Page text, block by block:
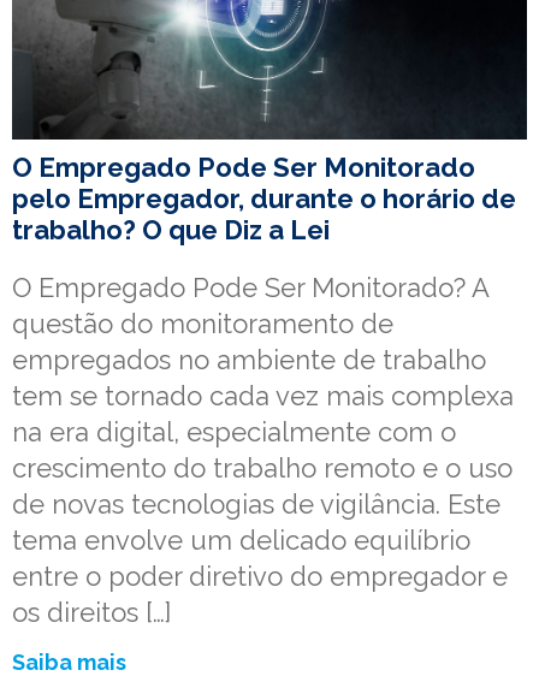
O Empregado Pode Ser Monitorado
pelo Empregador, durante o horário de
trabalho? O que Diz a Lei
O Empregado Pode Ser Monitorado? A
questão do monitoramento de
empregados no ambiente de trabalho
tem se tornado cada vez mais complexa
na era digital, especialmente com o
crescimento do trabalho remoto e o uso
de novas tecnologias de vigilância. Este
tema envolve um delicado equilíbrio
entre o poder diretivo do empregador e
os direitos […]
Saiba mais